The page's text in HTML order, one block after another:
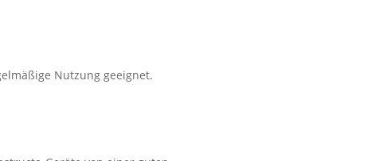
Nutzung geeignet.